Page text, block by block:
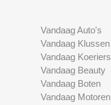
Vandaag Auto's
Vandaag Klussen
Vandaag Koeriers
Vandaag Beauty
Vandaag Boten
Vandaag Motoren